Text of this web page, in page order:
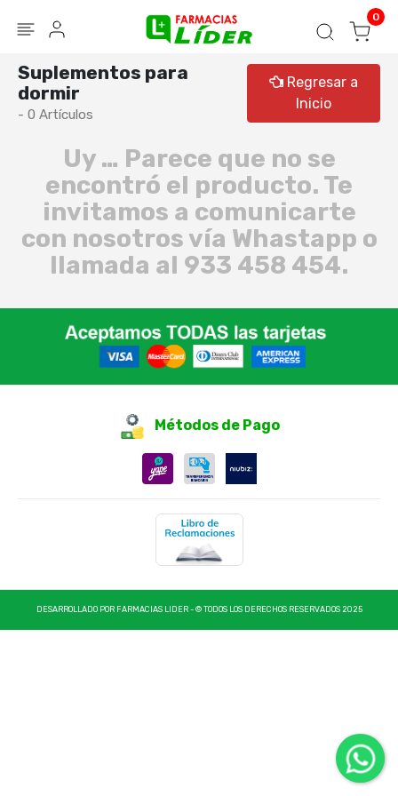
Seguir mi pedido 0
Suplementos para
dormir
- 0 Artículos
Regresar a
Inicio
Uy … Parece que no se
encontró el producto. Te
invitamos a comunicarte
con nosotros vía Whastapp o
llamada al 933 458 454.
Métodos de Pago
DESARROLLADO POR FARMACIAS LIDER - © TODOS LOS DERECHOS RESERVADOS 2025